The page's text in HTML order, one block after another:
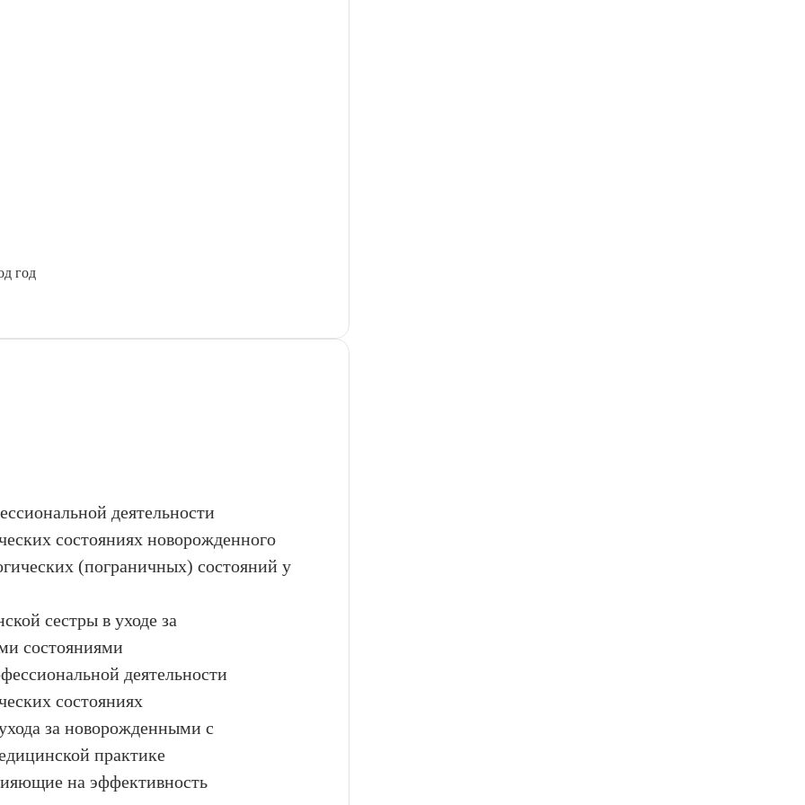
год
деятельности
состояниях новорожденного
(пограничных) состояний у
сестры в уходе за
состояниями
деятельности
состояниях
за новорожденными с
практике
на эффективность